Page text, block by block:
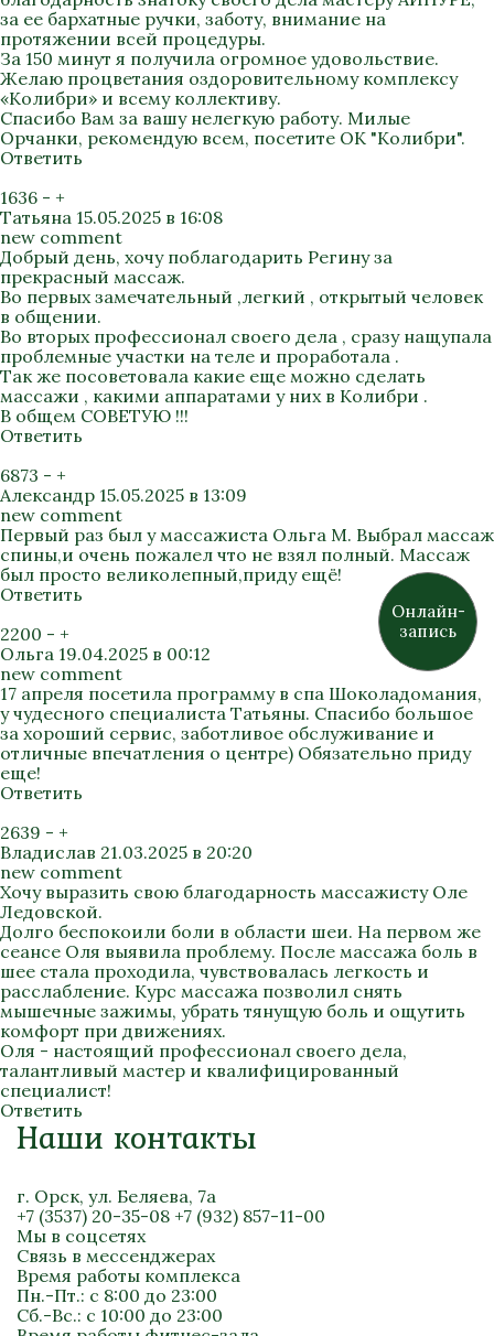
за ее бархатные ручки, заботу, внимание на
протяжении всей процедуры.
За 150 минут я получила огромное удовольствие.
Желаю процветания оздоровительному комплексу
«Колибри» и всему коллективу.
Спасибо Вам за вашу нелегкую работу. Милые
Орчанки, рекомендую всем, посетите ОК "Колибри".
Ответить
1636 - +
Татьяна 15.05.2025 в 16:08
new comment
Добрый день, хочу поблагодарить Регину за
прекрасный массаж.
Во первых замечательный ,легкий , открытый человек
в общении.
Во вторых профессионал своего дела , сразу нащупала
проблемные участки на теле и проработала .
Так же посоветовала какие еще можно сделать
массажи , какими аппаратами у них в Колибри .
В общем СОВЕТУЮ !!!
Ответить
6873 - +
Александр 15.05.2025 в 13:09
new comment
Первый раз был у массажиста Ольга М. Выбрал массаж
спины,и очень пожалел что не взял полный. Массаж
был просто великолепный,приду ещё!
Ответить
2200 - +
Ольга 19.04.2025 в 00:12
new comment
17 апреля посетила программу в спа Шоколадомания,
у чудесного специалиста Татьяны. Спасибо большое
за хороший сервис, заботливое обслуживание и
отличные впечатления о центре) Обязательно приду
еще!
Ответить
2639 - +
Владислав 21.03.2025 в 20:20
new comment
Хочу выразить свою благодарность массажисту Оле
Ледовской.
Долго беспокоили боли в области шеи. На первом же
сеансе Оля выявила проблему. После массажа боль в
шее стала проходила, чувствовалась легкость и
расслабление. Курс массажа позволил снять
мышечные зажимы, убрать тянущую боль и ощутить
комфорт при движениях.
Оля - настоящий профессионал своего дела,
талантливый мастер и квалифицированный
специалист!
Ответить
Наши контакты
г. Орск, ул. Беляева, 7а
+7 (3537) 20-35-08 +7 (932) 857-11-00
Мы в соцсетях
Связь в мессенджерах
Время работы комплекса
Пн.-Пт.: с 8:00 до 23:00
Сб.-Вс.: с 10:00 до 23:00
Онлайн-
запись